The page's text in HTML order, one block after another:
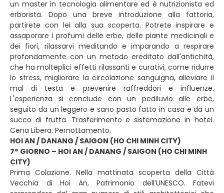
un master in tecnologia alimentare ed è nutrizionista ed
erborista. Dopo una breve introduzione alla fattoria,
partirete con lei alla sua scoperta. Potrete inspirare e
assaporare i profumi delle erbe, delle piante medicinali e
dei fiori, rilassarvi meditando e imparando a respirare
profondamente con un metodo ereditato dall'antichità,
che ha molteplici effetti rilassanti e curativi, come ridurre
lo stress, migliorare la circolazione sanguigna, alleviare il
mal di testa e prevenire raffreddori e influenze.
L'esperienza si conclude con un pediluvio alle erbe,
seguito da un leggero e sano pasto fatto in casa e da un
succo di frutta. Trasferimento e sistemazione in hotel.
Cena Libera. Pernottamento.
HOI AN / DANANG / SAIGON (HO CHI MINH CITY)
7° GIORNO – HOI AN / DANANG / SAIGON (HO CHI MINH
CITY)
Prima Colazione. Nella mattinata scoperta della Città
Vecchia di Hoi An, Patrimonio dell’UNESCO. Fatevi